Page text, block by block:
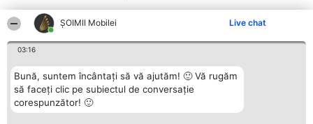
ȘOIMII Mobilei Live chat
03:16
Bună, suntem încântați să vă ajutăm! 🙂 Vă rugăm
să faceți clic pe subiectul de conversație
corespunzător! 🙂